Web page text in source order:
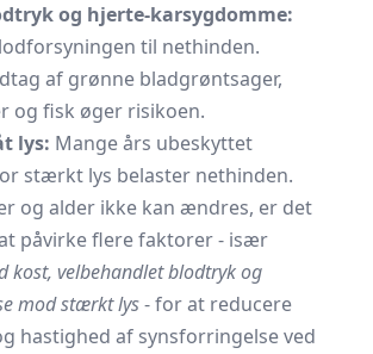
og hjerte-karsygdomme:
til nethinden.
af grønne bladgrøntsager,
og fisk øger risikoen.
lys: Mange års ubeskyttet
stærkt lys belaster nethinden.
og alder ikke kan ændres, er det
påvirke flere faktorer - især
kost, velbehandlet blodtryk og
mod stærkt lys- for at reducere
hastighed af synsforringelse ved